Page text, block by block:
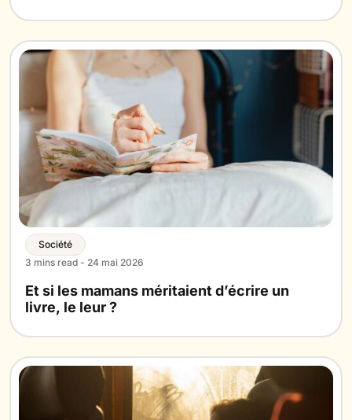
Société
3 mins read - 24 mai 2026
Et si les mamans méritaient d’écrire un
livre, le leur ?